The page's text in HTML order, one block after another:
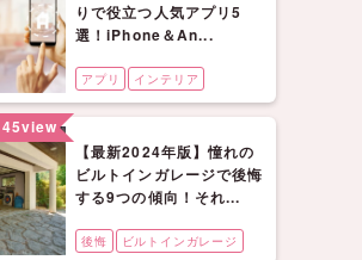
りで役立つ人気アプリ5
選！iPhone＆An...
アプリ インテリア
view
【最新2024年版】憧れの
ビルトインガレージで後悔
する9つの傾向！それ...
後悔 ビルトインガレージ